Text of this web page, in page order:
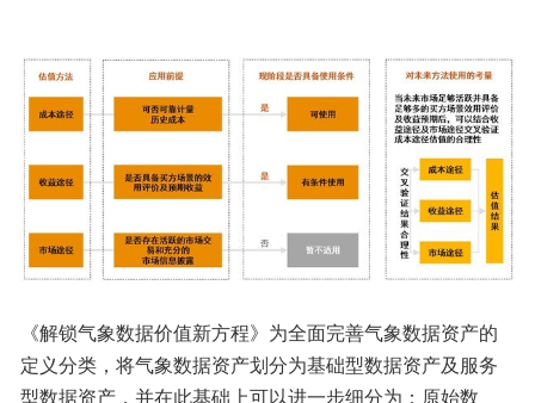
《解锁气象数据价值新方程》为全面完善气象数据资产的
定义分类，将气象数据资产划分为基础型数据资产及服务
型数据资产，并在此基础上可以进一步细分为：原始数